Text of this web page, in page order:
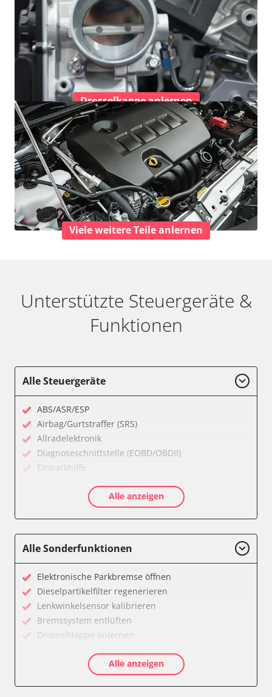
Drosselkappe anlernen
Viele weitere Teile anlernen
Unterstützte Steuergeräte &
Funktionen
Alle Steuergeräte
ABS/ASR/ESP
Airbag/Gurtstraffer (SRS)
Allradelektronik
Diagnoseschnittstelle (EOBD/OBDII)
Einparkhilfe
Getriebesteuerung
Karosseriesteuerung
Lichtsteuerung
Reifendruckkontrolle (RDK)
Servolenkung
Soundsystem
Wegfahrsperre
Zentralelektronik
Zentralelektronik vorne Beifahrer
Verfügbarkeit abhängig von Modell, Motorisierung, Ausstattung
und Konfiguration
Alle anzeigen
Alle Sonderfunktionen
Elektronische Parkbremse öffnen
Dieselpartikelfilter regenerieren
Lenkwinkelsensor kalibrieren
Bremssystem entlüften
Drosselklappe anlernen
Kraftstofftank entleeren
Elektronische Parkbremse kalibrieren
Alle anzeigen